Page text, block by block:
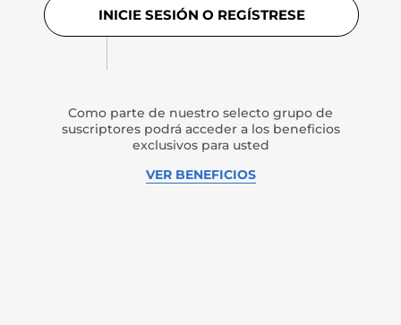
INICIE SESIÓN O REGÍSTRESE
Como parte de nuestro selecto grupo de
suscriptores podrá acceder a los beneficios
exclusivos para usted
VER BENEFICIOS